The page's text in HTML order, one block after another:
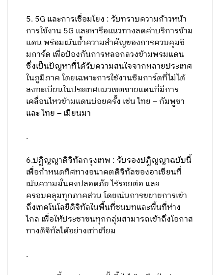
5. 5G และการเชื่อมโยง : รับทราบความก้าวหน้า
การใช้งาน 5G และหารือแนวทางลดค่าบริการข้าม
แดน พร้อมเน้นย้ำความสำคัญของการควบคุมซิ
มการ์ด เพื่อป้องกันการหลอกลวงข้ามพรมแดน
ซึ่งเป็นปัญหาที่ได้รับความสนใจจากหลายประเทศ
ในภูมิภาค โดยเฉพาะการใช้งานซิมการ์ดที่ไม่ได้
ลงทะเบียนในประเทศแนวเขตชายแดนที่มีการ
เคลื่อนไหวข้ามแดนบ่อยครั้ง เช่น ไทย – กัมพูชา
และ ไทย – เมียนมา
.
6.ปฏิญญาดิจิทัลกรุงเทพ : รับรองปฏิญญาฉบับนี้
เพื่อกำหนดทิศทางอนาคตดิจิทัลของอาเซียนที่
เน้นความมั่นคงปลอดภัย ไร้รอยต่อ และ
ครอบคลุมทุกภาคส่วน โดยเน้นการขยายการเข้า
ถึงเทคโนโลยีดิจิทัลในพื้นที่ชนบทและพื้นที่ห่าง
ไกล เพื่อให้ประชาชนทุกกลุ่มสามารถเข้าถึงโอกาส
ทางดิจิทัลได้อย่างเท่าเทียม
.